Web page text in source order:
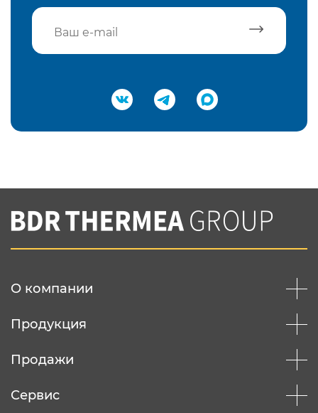
Подтвердить e-mail
Вы соглашаетесь с нашей политикой
конфеденциальности
О компании
Продукция
Продажи
Сервис